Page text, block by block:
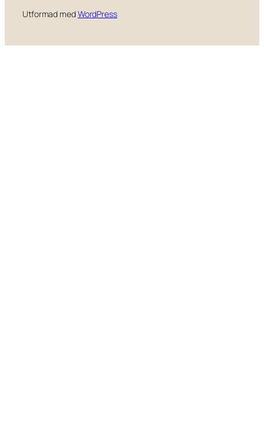
Utformad medWordPress